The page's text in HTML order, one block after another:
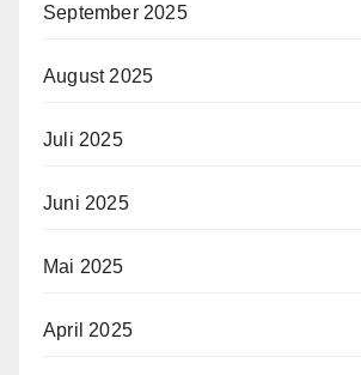
September 2025
August 2025
Juli 2025
Juni 2025
Mai 2025
April 2025